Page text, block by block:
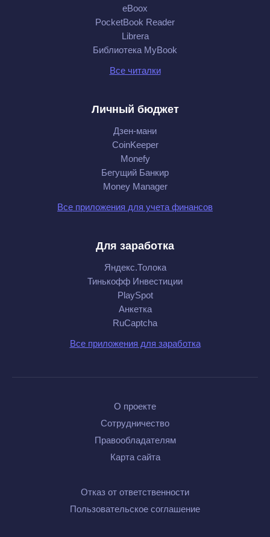
eBoox
PocketBook Reader
Librera
Библиотека MyBook
Все читалки
Личный бюджет
Дзен-мани
CoinKeeper
Monefy
Бегущий Банкир
Money Manager
Все приложения для учета финансов
Для заработка
Яндекс.Толока
Тинькофф Инвестиции
PlaySpot
Анкетка
RuCaptcha
Все приложения для заработка
О проекте
Сотрудничество
Правообладателям
Карта сайта
Отказ от ответственности
Пользовательское соглашение